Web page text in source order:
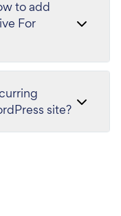
to add
For
site?